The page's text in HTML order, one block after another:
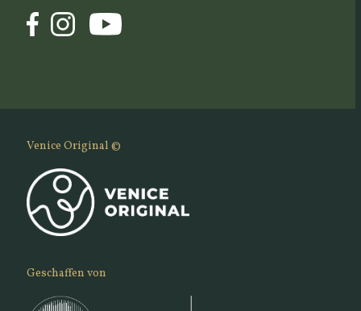
Venice Original ©
Geschaffen von